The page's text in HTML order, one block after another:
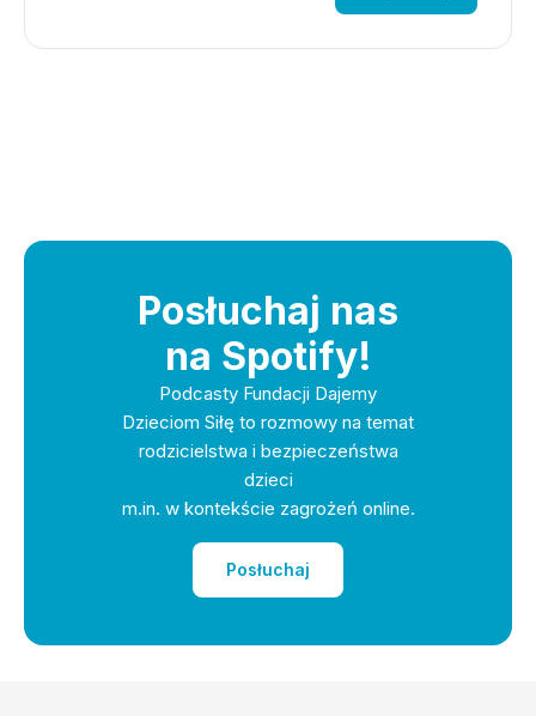
Posłuchaj nas
na Spotify!
Podcasty Fundacji Dajemy
Dzieciom Siłę to rozmowy na temat
rodzicielstwa i bezpieczeństwa
dzieci
m.in. w kontekście zagrożeń online.
Posłuchaj